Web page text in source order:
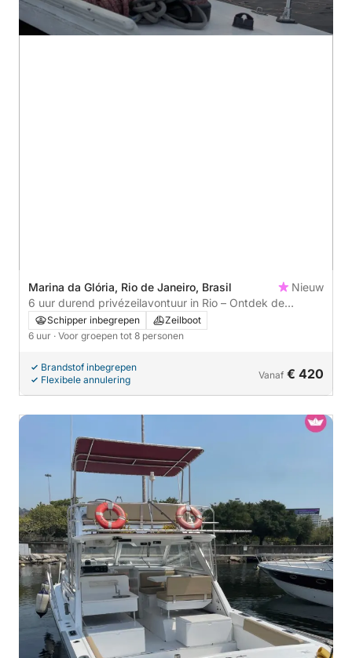
Marina da Glória, Rio de Janeiro, Brasil
Nieuw
6 uur durend privézeilavontuur in Rio – Ontdek de
Guanabara-baai
Schipper inbegrepen
Zeilboot
6 uur · Voor groepen tot 8 personen
Brandstof inbegrepen
Flexibele annulering
Vanaf € 420